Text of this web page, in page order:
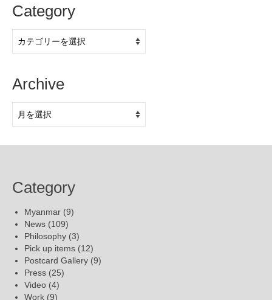
Category
Category
Archive
Archive
Category
Myanmar (9)
News (109)
Philosophy (3)
Pick up items (12)
Postcard Gallery (9)
Press (25)
Video (4)
Work (9)